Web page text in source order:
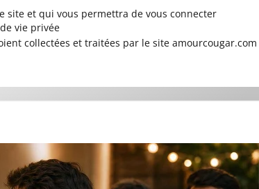
site et qui vous permettra de vous connecter
vie privée
collectées et traitées par le site amourcougar.com